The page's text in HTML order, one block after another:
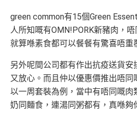
green common有15個Green
人所知嘅有OMN!PORK新豬肉，
就算喺素食都可以餐餐有驚喜唔重
另外呢間公司都有作出抗疫送貨
又放心。而且仲以優惠價推出唔同
以一周套裝為例，當中有唔同嘅肉
奶同麵食，連湯同粥都有，真喺夠